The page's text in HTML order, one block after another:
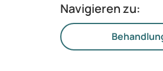
Navigieren zu: